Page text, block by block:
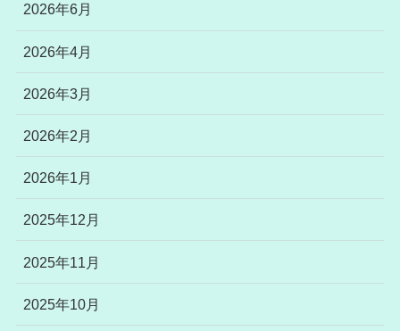
2026年6月
2026年4月
2026年3月
2026年2月
2026年1月
2025年12月
2025年11月
2025年10月